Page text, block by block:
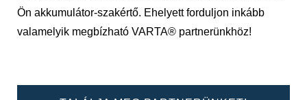
Ön akkumulátor-szakértő. Ehelyett forduljon inkább
valamelyik megbízható VARTA® partnerünkhöz!